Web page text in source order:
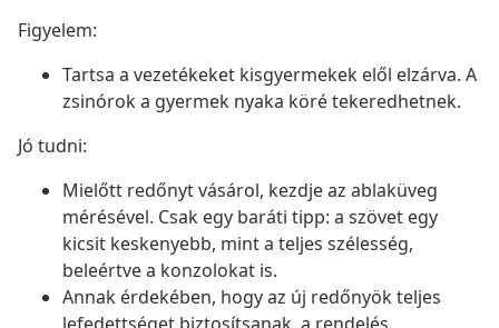
Figyelem:
Tartsa a vezetékeket kisgyermekek elől elzárva. A
zsinórok a gyermek nyaka köré tekeredhetnek.
Jó tudni:
Mielőtt redőnyt vásárol, kezdje az ablaküveg
mérésével. Csak egy baráti tipp: a szövet egy
kicsit keskenyebb, mint a teljes szélesség,
beleértve a konzolokat is.
Annak érdekében, hogy az új redőnyök teljes